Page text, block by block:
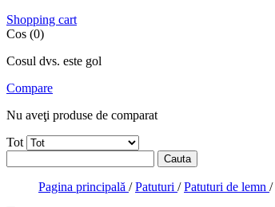
Shopping cart
Cos (0)
Cosul dvs. este gol
Compare
Nu aveţi produse de comparat
Tot
Cauta
Pagina principală / Patuturi / Patuturi de lemn /